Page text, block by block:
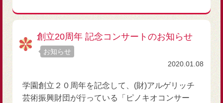
創立20周年 記念コンサートのお知らせ
お知らせ
2020.01.08
学園創立２０周年を記念して、(財)アルゲリッチ
芸術振興財団が行っている「ピノキオコンサー